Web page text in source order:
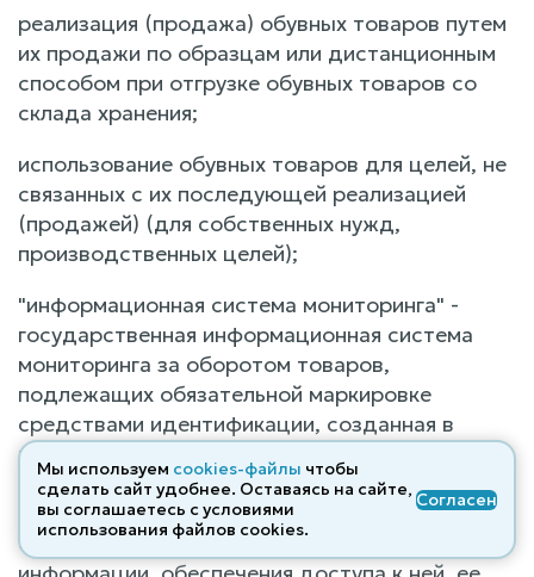
реализация (продажа) обувных товаров путем
их продажи по образцам или дистанционным
способом при отгрузке обувных товаров со
склада хранения;
использование обувных товаров для целей, не
связанных с их последующей реализацией
(продажей) (для собственных нужд,
производственных целей);
"информационная система мониторинга" -
государственная информационная система
мониторинга за оборотом товаров,
подлежащих обязательной маркировке
средствами идентификации, созданная в
целях автоматизации процессов сбора и
обработки информации об обороте товаров,
подлежащих обязательной маркировке
средствами идентификации, хранения такой
Мы используем cookies-файлы чтобы
сделать сайт удобнее. Оставаясь на сайте,
вы соглашаетесь с условиями
использования файлов cооkies.
Согласен